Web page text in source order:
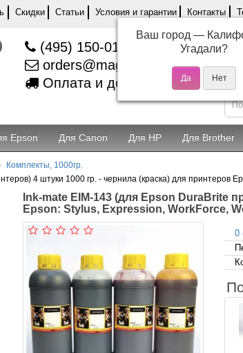
Скидки Статьи Условия и гарантии Контакты
(495) 150-01-37
orders@magentashop.ru
Оплата и доставка
Epson Для Canon Для HP Для Brother
Комплекты, 1000гр.
4 штуки 1000 гр. - чернила (краска) для принтеров
Ink-mate EIM-143 (для Epson DuraBrite
Epson: Stylus, Expression, WorkForce,
0
Ваш город —
Угадали?